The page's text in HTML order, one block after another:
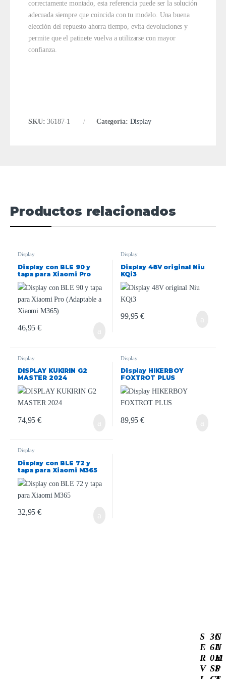
correctamente montado, esta referencia puede ser la solución
adecuada siempre que coincida con tu modelo. Una buena
elección del repuesto ahorra tiempo, evita devoluciones y
permite que el patinete vuelva a utilizarse con mayor
confianza.
SKU:36187-1 Categoría: Display
Productos relacionados
Display
Display con BLE 90 y
tapa para Xiaomi Pro
(Adaptable a Xiaomi
M365)
46,95€
Display
Display 48V original Niu
KQi3
99,95€
Display
DISPLAY KUKIRIN G2
MASTER 2024
74,95€
Display
Display HIKERBOY
FOXTROT PLUS
89,95€
Display
Display con BLE 72 y
tapa para Xiaomi M365
32,95€
3
6
0
S
S
E
R
V
C
A
M
P
N
U
E
S